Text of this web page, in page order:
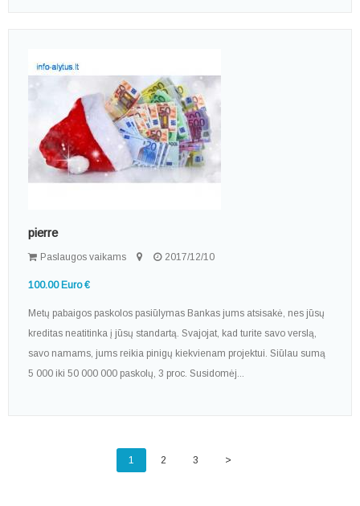
pierre
Paslaugos vaikams 2017/12/10
100.00 Euro €
Metų pabaigos paskolos pasiūlymas Bankas jums atsisakė, nes jūsų
kreditas neatitinka į jūsų standartą. Svajojat, kad turite savo verslą,
savo namams, jums reikia pinigų kiekvienam projektui. Siūlau sumą
5 000 iki 50 000 000 paskolų, 3 proc. Susidomėj...
1 2 3 >